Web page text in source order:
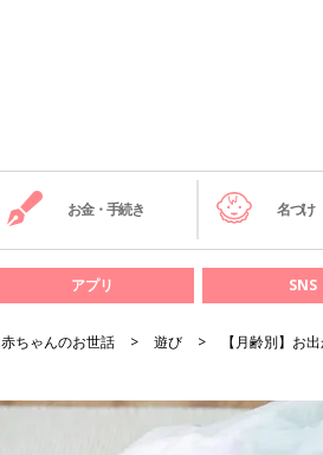
お金・手続き 名づけ
アプリ SNS
赤ちゃんのお世話 遊び 【月齢別】お